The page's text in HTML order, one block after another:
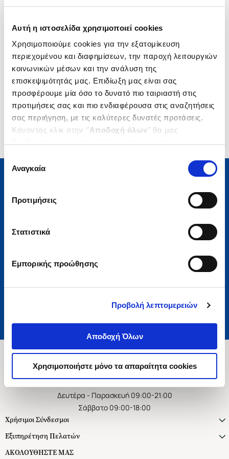
Αυτή η ιστοσελίδα χρησιμοποιεί cookies
Χρησιμοποιούμε cookies για την εξατομίκευση
περιεχομένου και διαφημίσεων, την παροχή λειτουργιών
κοινωνικών μέσων και την ανάλυση της
επισκεψιμότητάς μας. Επιδίωξη μας είναι σας
προσφέρουμε μία όσο το δυνατό πιο ταιριαστή στις
προτιμήσεις σας και πιο ενδιαφέρουσα στις αναζητήσεις
σας περιήγηση, με τις καλύτερες δυνατές προτάσεις.
Κάνοντας κλικ στην ‘’Αποδοχή όλων’’ θα μας
ενδιαφέρουν και να επιλέξετε από τα παρακάτω με την
΄΄και να ενημερωθείτε σχετικά με
Επιλογή
συγκατάθεσης
Αναγκαία
Προτιμήσεις
Στατιστικά
Εμπορικής προώθησης
Προβολή λεπτομερειών
Αποδοχή Όλων
Χρησιμοποιήστε μόνο τα απαραίτητα cookies
Μάθετε τα νέα της Πολιτείας
νέα βιβλία, τις εξαιρετικές τιμές και τις εκδηλώσεις μας.
Επιθυμώ να λαμβάνω προσωποποιημένα ενημερωτικά email και
Δευτέρα - Παρασκευή 09:00-21:00
Σάββατο 09:00-18:00
Χρήσιμοι Σύνδεσμοι
Εξυπηρέτηση Πελατών
ΑΚΟΛΟΥΘΗΣΤΕ ΜΑΣ